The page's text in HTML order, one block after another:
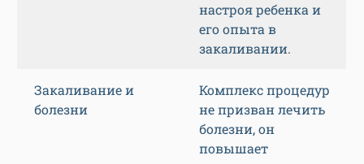
настроя ребенка и
его опыта в
закаливании.
Закаливание и
болезни
Комплекс процедур
не призван лечить
болезни, он
повышает